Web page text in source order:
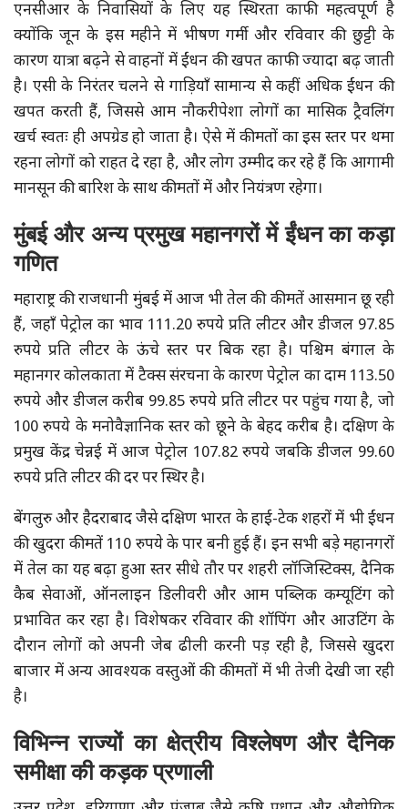
एनसीआर के निवासियों के लिए यह स्थिरता काफी महत्वपूर्ण है
क्योंकि जून के इस महीने में भीषण गर्मी और रविवार की छुट्टी के
कारण यात्रा बढ़ने से वाहनों में ईंधन की खपत काफी ज्यादा बढ़ जाती
है। एसी के निरंतर चलने से गाड़ियाँ सामान्य से कहीं अधिक ईंधन की
खपत करती हैं, जिससे आम नौकरीपेशा लोगों का मासिक ट्रैवलिंग
खर्च स्वतः ही अपग्रेड हो जाता है। ऐसे में कीमतों का इस स्तर पर थमा
रहना लोगों को राहत दे रहा है, और लोग उम्मीद कर रहे हैं कि आगामी
मानसून की बारिश के साथ कीमतों में और नियंत्रण रहेगा।
मुंबई और अन्य प्रमुख महानगरों में ईंधन का कड़ा
गणित
महाराष्ट्र की राजधानी मुंबई में आज भी तेल की कीमतें आसमान छू रही
हैं, जहाँ पेट्रोल का भाव 111.20 रुपये प्रति लीटर और डीजल 97.85
रुपये प्रति लीटर के ऊंचे स्तर पर बिक रहा है। पश्चिम बंगाल के
महानगर कोलकाता में टैक्स संरचना के कारण पेट्रोल का दाम 113.50
रुपये और डीजल करीब 99.85 रुपये प्रति लीटर पर पहुंच गया है, जो
100 रुपये के मनोवैज्ञानिक स्तर को छूने के बेहद करीब है। दक्षिण के
प्रमुख केंद्र चेन्नई में आज पेट्रोल 107.82 रुपये जबकि डीजल 99.60
रुपये प्रति लीटर की दर पर स्थिर है।
बेंगलुरु और हैदराबाद जैसे दक्षिण भारत के हाई-टेक शहरों में भी ईंधन
की खुदरा कीमतें 110 रुपये के पार बनी हुई हैं। इन सभी बड़े महानगरों
में तेल का यह बढ़ा हुआ स्तर सीधे तौर पर शहरी लॉजिस्टिक्स, दैनिक
कैब सेवाओं, ऑनलाइन डिलीवरी और आम पब्लिक कम्यूटिंग को
प्रभावित कर रहा है। विशेषकर रविवार की शॉपिंग और आउटिंग के
दौरान लोगों को अपनी जेब ढीली करनी पड़ रही है, जिससे खुदरा
बाजार में अन्य आवश्यक वस्तुओं की कीमतों में भी तेजी देखी जा रही
है।
विभिन्न राज्यों का क्षेत्रीय विश्लेषण और दैनिक
समीक्षा की कड़क प्रणाली